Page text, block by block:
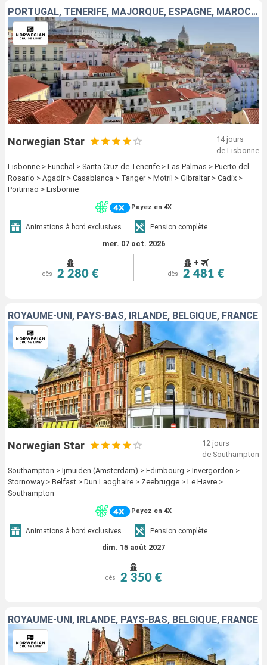
PORTUGAL, TENERIFE, MAJORQUE, ESPAGNE, MAROC, GIBRALTAR
Norwegian Star
14 jours
de Lisbonne
Lisbonne > Funchal > Santa Cruz de Tenerife > Las Palmas > Puerto del
Rosario > Agadir > Casablanca > Tanger > Motril > Gibraltar > Cadix >
Portimao > Lisbonne
Payez en 4X
Animations à bord exclusives Pension complète
mer. 07 oct. 2026
dès 2 280 €
+
dès 2 481 €
ROYAUME-UNI, PAYS-BAS, IRLANDE, BELGIQUE, FRANCE
Norwegian Star
12 jours
de Southampton
Southampton > Ijmuiden (Amsterdam) > Edimbourg > Invergordon >
Stornoway > Belfast > Dun Laoghaire > Zeebrugge > Le Havre >
Southampton
Payez en 4X
Animations à bord exclusives Pension complète
dim. 15 août 2027
dès 2 350 €
ROYAUME-UNI, IRLANDE, PAYS-BAS, BELGIQUE, FRANCE